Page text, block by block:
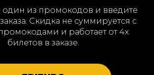
один из промокодов и введите
Скидка не суммируется с
и работает от 4х
билетов в заказе.